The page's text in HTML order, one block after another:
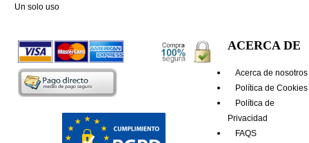
Un solo uso
ACERCA DE
Acerca de nosotros
Política de Cookies
Política de
Privacidad
FAQS